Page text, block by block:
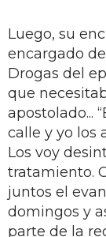
Luego, su
encargado
Drogas del
que
apostolado...
calle y yo los
Los voy
tratamiento.
juntos el
domingos y
parte de la